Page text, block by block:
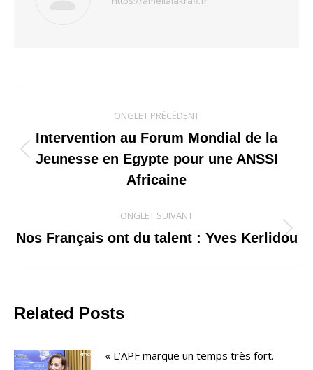
de
commentaire
ONGLET PRÉCÉDENT
Onglet
précédent
Intervention au Forum Mondial de la
Jeunesse en Egypte pour une ANSSI
Africaine
ONGLET SUIVANT
Onglet
Nos Français ont du talent : Yves Kerlidou
Related Posts
« L’APF marque un temps très fort.